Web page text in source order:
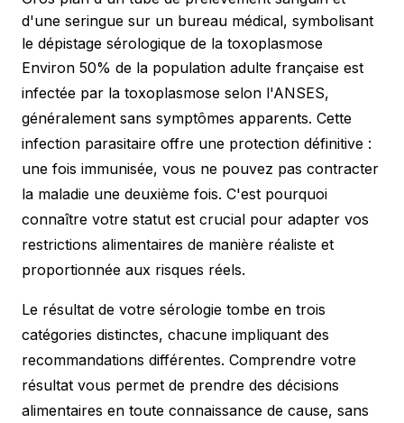
d'une seringue sur un bureau médical, symbolisant
le dépistage sérologique de la toxoplasmose
Environ 50% de la population adulte française est
infectée par la toxoplasmose selon l'ANSES,
généralement sans symptômes apparents. Cette
infection parasitaire offre une protection définitive :
une fois immunisée, vous ne pouvez pas contracter
la maladie une deuxième fois. C'est pourquoi
connaître votre statut est crucial pour adapter vos
restrictions alimentaires de manière réaliste et
proportionnée aux risques réels.
Le résultat de votre sérologie tombe en trois
catégories distinctes, chacune impliquant des
recommandations différentes. Comprendre votre
résultat vous permet de prendre des décisions
alimentaires en toute connaissance de cause, sans